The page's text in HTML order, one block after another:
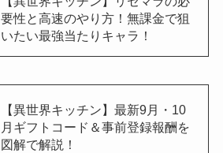
要性と高速のやり方！無課金で狙
いたい最強当たりキャラ！
【異世界キッチン】最新9月・10
月ギフトコード＆事前登録報酬を
図解で解説！